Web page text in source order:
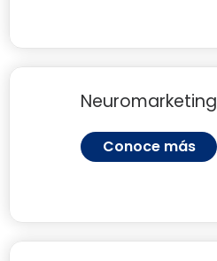
Neuromarketing
Conoce más